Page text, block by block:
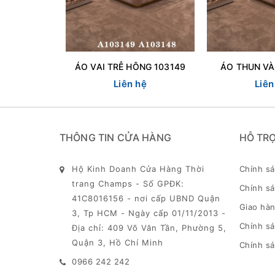
ÁO VAI TRỄ HÔNG 103149
Liên hệ
ÁO THUN
THÔNG TIN CỬA HÀNG
Hộ Kinh Doanh Cửa Hàng Thời
trang Champs - Số GPĐK:
41C8016156 - nơi cấp UBND Quận
3, Tp HCM - Ngày cấp 01/11/2013 -
Địa chỉ: 409 Võ Văn Tần, Phường 5,
Quận 3, Hồ Chí Minh
0966 242 242
HỖ
Chính
Chính
Giao
Chính
Chính